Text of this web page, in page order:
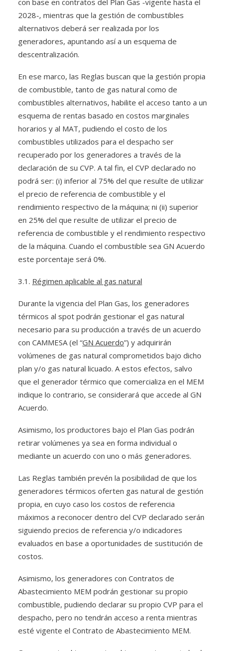
con base en contratos del Plan Gas -vigente hasta el
2028-, mientras que la gestión de combustibles
alternativos deberá ser realizada por los
generadores, apuntando así a un esquema de
descentralización.
En ese marco, las Reglas buscan que la gestión propia
de combustible, tanto de gas natural como de
combustibles alternativos, habilite el acceso tanto a un
esquema de rentas basado en costos marginales
horarios y al MAT, pudiendo el costo de los
combustibles utilizados para el despacho ser
recuperado por los generadores a través de la
declaración de su CVP. A tal fin, el CVP declarado no
podrá ser: (i) inferior al 75% del que resulte de utilizar
el precio de referencia de combustible y el
rendimiento respectivo de la máquina; ni (ii) superior
en 25% del que resulte de utilizar el precio de
referencia de combustible y el rendimiento respectivo
de la máquina. Cuando el combustible sea GN Acuerdo
este porcentaje será 0%.
3.1. Régimen aplicable al gas natural
Durante la vigencia del Plan Gas, los generadores
térmicos al spot podrán gestionar el gas natural
necesario para su producción a través de un acuerdo
con CAMMESA (el “GN Acuerdo”) y adquirirán
volúmenes de gas natural comprometidos bajo dicho
plan y/o gas natural licuado. A estos efectos, salvo
que el generador térmico que comercializa en el MEM
indique lo contrario, se considerará que accede al GN
Acuerdo.
Asimismo, los productores bajo el Plan Gas podrán
retirar volúmenes ya sea en forma individual o
mediante un acuerdo con uno o más generadores.
Las Reglas también prevén la posibilidad de que los
generadores térmicos oferten gas natural de gestión
propia, en cuyo caso los costos de referencia
máximos a reconocer dentro del CVP declarado serán
siguiendo precios de referencia y/o indicadores
evaluados en base a oportunidades de sustitución de
costos.
Asimismo, los generadores con Contratos de
Abastecimiento MEM podrán gestionar su propio
combustible, pudiendo declarar su propio CVP para el
despacho, pero no tendrán acceso a renta mientras
esté vigente el Contrato de Abastecimiento MEM.